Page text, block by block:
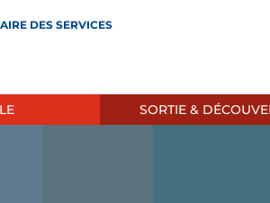
DES SERVICES
SORTIE &